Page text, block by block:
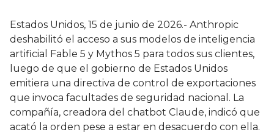
Estados Unidos, 15 de junio de 2026.- Anthropic
deshabilitó el acceso a sus modelos de inteligencia
artificial Fable 5 y Mythos 5 para todos sus clientes,
luego de que el gobierno de Estados Unidos
emitiera una directiva de control de exportaciones
que invoca facultades de seguridad nacional. La
compañía, creadora del chatbot Claude, indicó que
acató la orden pese a estar en desacuerdo con ella.